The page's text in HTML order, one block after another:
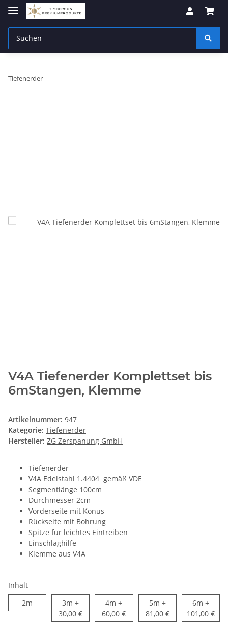
Tiefenerder
V4A Tiefenerder Komplettset bis
6mStangen, Klemme
Artikelnummer: 947
Kategorie: Tiefenerder
Hersteller: ZG Zerspanung GmbH
Tiefenerder
V4A Edelstahl 1.4404 gemäß VDE
Segmentlänge 100cm
Durchmesser 2cm
Vorderseite mit Konus
Rückseite mit Bohrung
Spitze für leichtes Eintreiben
Einschlaghilfe
Klemme aus V4A
Inhalt
2m
3m+
30,00 €
4m+
60,00 €
5m +
81,00 €
6m +
101,00 €